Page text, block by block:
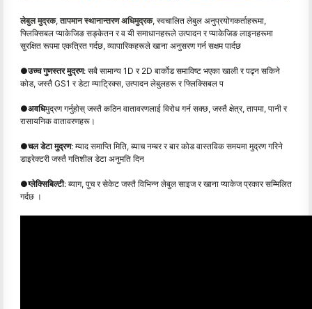
लेबुल मुद्रक, तापमान स्थानान्तरण अधिमुद्रक, स्वचालित लेबुल अनुप्रयोगकर्ताहरूमा,
फ्लिक्सिबल प्याकेजिङ सङ्केतन र व यी समाधानहरूले उत्पादन र प्याकेजिङ लाइनहरूमा
सुरक्षित रूपमा एकत्रित गर्दछ, व्यापारिकहरूले खाना अनुसरण गर्न सक्षम पार्दछ
●उच्च गुणस्तर मुद्रण: सबै सामान्य 1D र 2D बार्कोड समाविष्ट भएका खाली र पढ्न सकिने
कोड, जस्तै GS1 र डेटा म्याट्रिक्स, उत्पादन लेबुलहरू र फ्लिक्सिबल प
●अवधिमुद्रण गर्नुहोस् जस्तै कठिन वातावरणलाई विरोध गर्न सक्छ, जस्तै क्षेत्र, तापमा, पानी र
रासायनिक वातावरणहरू।
●चल डेटा मुद्रण: म्याद समाप्ति मिति, ब्याच नम्बर र बार कोड वास्तविक समयमा मुद्रण गरिने
डाइरेक्टरी जस्तै गतिशील डेटा अनुमति दिन
●ग्लेक्सिबिल्टी: ब्याग, पुच र सेकेट जस्तै विभिन्न लेबुल साइज र खाना प्याकेज प्रकार सम्मिलित
गर्दछ ।